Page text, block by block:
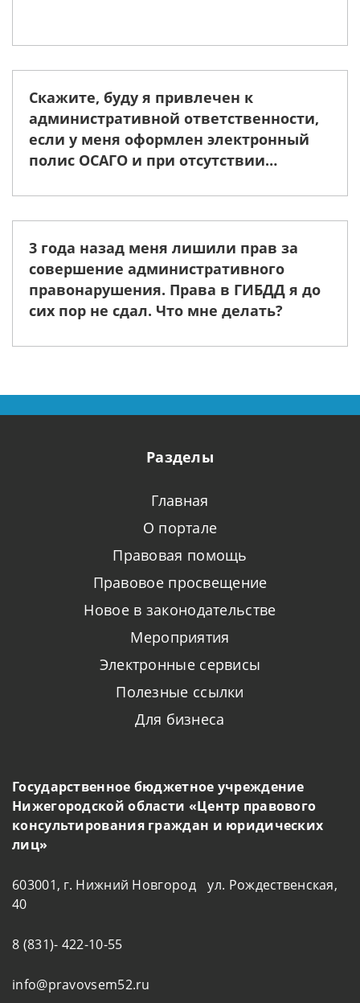
Скажите, буду я привлечен к
административной ответственности,
если у меня оформлен электронный
полис ОСАГО и при отсутствии
3 года назад меня лишили прав за
совершение административного
правонарушения. Права в ГИБДД я до
сих пор не сдал. Что мне делать?
Разделы
Главная
О портале
Правовая помощь
Правовое просвещение
Новое в законодательстве
Мероприятия
Электронные сервисы
Полезные ссылки
Для бизнеса
Государственное бюджетное учреждение
Нижегородской области «Центр правового
консультирования граждан и юридических
лиц»
603001, г. Нижний Новгород ул. Рождественская,
40
8 (831)- 422-10-55
info@pravovsem52.ru